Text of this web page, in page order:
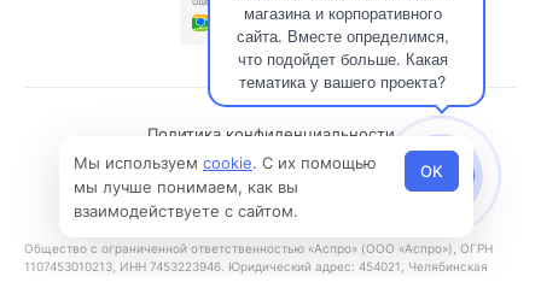
магазина и корпоративного
сайта. Вместе определимся,
что подойдет больше. Какая
тематика у вашего проекта?
© 2026 Все права защищены
Политика конфиденциальности
Политика использования файлов cookies
Общество с ограниченной ответственностью «Аспро» (ООО «Аспро»), ОГРН
1107453010213, ИНН 7453223946. Юридический адрес: 454021, Челябинская
Мы используем cookie. С их помощью
мы лучше понимаем, как вы
взаимодействуете с сайтом.
OK